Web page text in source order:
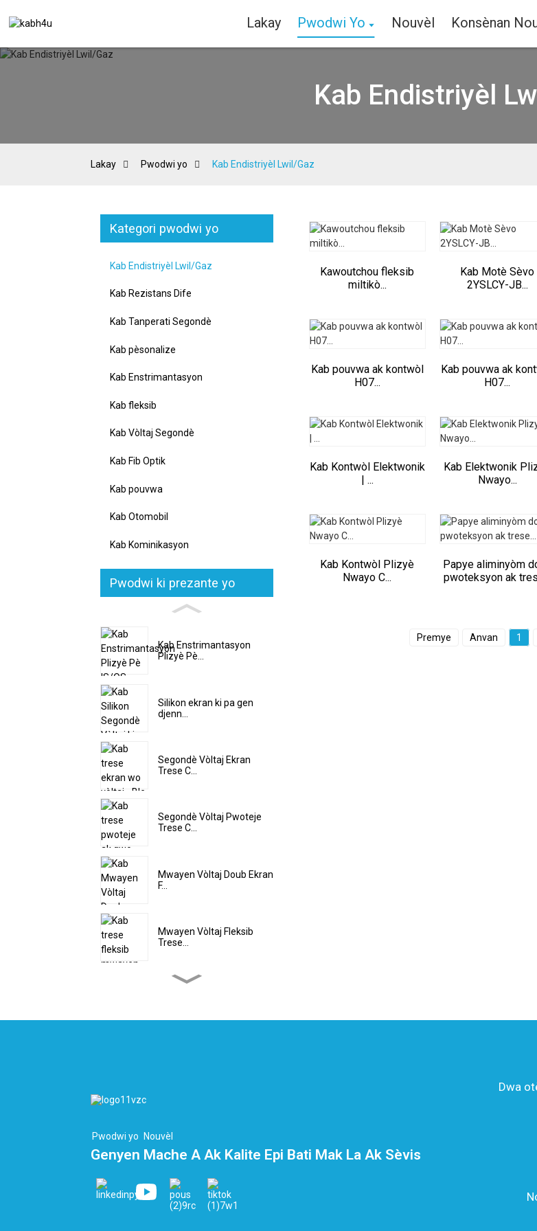
Lakay Pwodwi Yo Nouvèl Konsènan
Kab Endistriyèl
Lakay Pwodwi yo Kab Endistriyèl Lwil/Gaz
Kategori pwodwi yo
Kab Endistriyèl Lwil/Gaz
Kab Rezistans Dife
Kab Tanperati Segondè
Kab pèsonalize
Kab Enstrimantasyon
Kab fleksib
Kab Vòltaj Segondè
Kab Fib Optik
Kab pouvwa
Kab Otomobil
Kab Kominikasyon
Pwodwi ki prezante yo
Kab Enstrimantasyon
Plizyè Pè...
Silikon ekran ki pa gen
djenn...
Segondè Vòltaj Ekran
Trese C...
Segondè Vòltaj Pwoteje
Trese C...
Mwayen Vòltaj Doub Ekran
F...
Mwayen Vòltaj Fleksib
Trese...
Header Tèminal LNG ak
Kawoutchou fleksib
miltikò...
Kab Motè Sèvo
2YSLCY-JB...
Kab pouvwa ak kontwòl
H07...
Kab pouvwa ak
H07...
Kab Kontwòl Elektwonik
| ...
Kab Elektwonik
Nwayo...
Kab Kontwòl Plizyè
Nwayo C...
Papye aliminyòm
pwoteksyon ak
Premye Anvan 1
Pwodwi yo Nouvèl
Genyen Mache A Ak Kalite Epi Bati Mak La Ak Sèvis
Dwa